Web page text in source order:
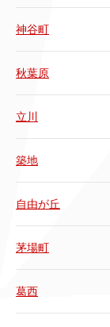
神谷町
秋葉原
立川
築地
自由が丘
茅場町
葛西